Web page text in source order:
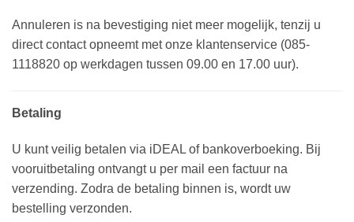
Annuleren is na bevestiging niet meer mogelijk, tenzij u
direct contact opneemt met onze klantenservice (085-
1118820 op werkdagen tussen 09.00 en 17.00 uur).
Betaling
U kunt veilig betalen via iDEAL of bankoverboeking. Bij
vooruitbetaling ontvangt u per mail een factuur na
verzending. Zodra de betaling binnen is, wordt uw
bestelling verzonden.